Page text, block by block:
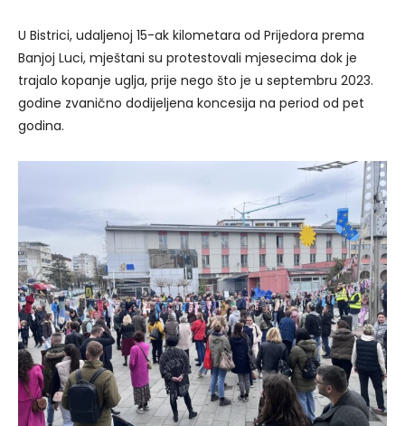
U Bistrici, udaljenoj 15-ak kilometara od Prijedora prema
Banjoj Luci, mještani su protestovali mjesecima dok je
trajalo kopanje uglja, prije nego što je u septembru 2023.
godine zvanično dodijeljena koncesija na period od pet
godina.